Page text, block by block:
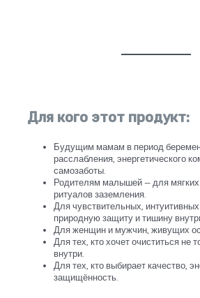
Для кого этот продукт:
Будущим мамам в период
расслабления, энергетического
самозаботы.
Родителям малышей — для мягких
ритуалов заземления.
Для чувствительных,
природную защиту и тишину
Для женщин и мужчин, живущих
Для тех, кто хочет очиститься не
внутри.
Для тех, кто выбирает качество,
защищённость.